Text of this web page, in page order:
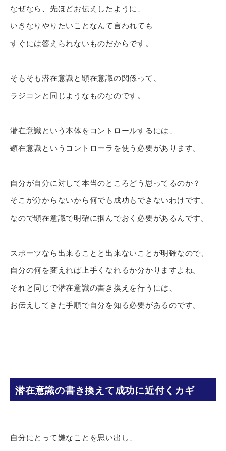
なぜなら、先ほどお伝えしたように、
いきなりやりたいことなんて言われても
すぐには答えられないものだからです。
そもそも潜在意識と顕在意識の関係って、
ラジコンと同じようなものなのです。
潜在意識という本体をコントロールするには、
顕在意識というコントローラを使う必要があります。
自分が自分に対して本当のところどう思ってるのか？
そこが分からないから何でも成功もできないわけです。
なので顕在意識で明確に掴んでおく必要があるんです。
スポーツなら出来ることと出来ないことが明確なので、
自分の何を変えれば上手くなれるか分かりますよね。
それと同じで潜在意識の書き換えを行うには、
お伝えしてきた手順で自分を知る必要があるのです。
潜在意識の書き換えて成功に近付くカギ
自分にとって嫌なことを思い出し、